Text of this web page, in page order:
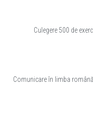
Culegere 500 de
Comunicare în limba